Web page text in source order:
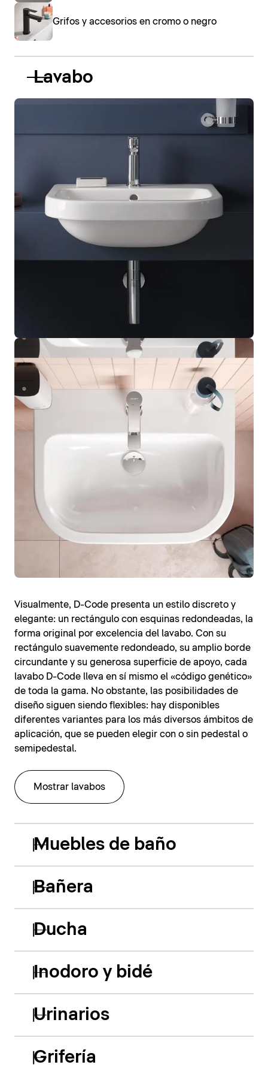
Grifos y accesorios en cromo o negro
Lavabo
Visualmente, D-Code presenta un estilo discreto y
elegante: un rectángulo con esquinas redondeadas, la
forma original por excelencia del lavabo. Con su
rectángulo suavemente redondeado, su amplio borde
circundante y su generosa superficie de apoyo, cada
lavabo D-Code lleva en sí mismo el «código genético»
de toda la gama. No obstante, las posibilidades de
diseño siguen siendo flexibles: hay disponibles
diferentes variantes para los más diversos ámbitos de
aplicación, que se pueden elegir con o sin pedestal o
semipedestal.
Mostrar lavabos
Muebles de baño
Bañera
Ducha
Inodoro y bidé
Urinarios
Grifería